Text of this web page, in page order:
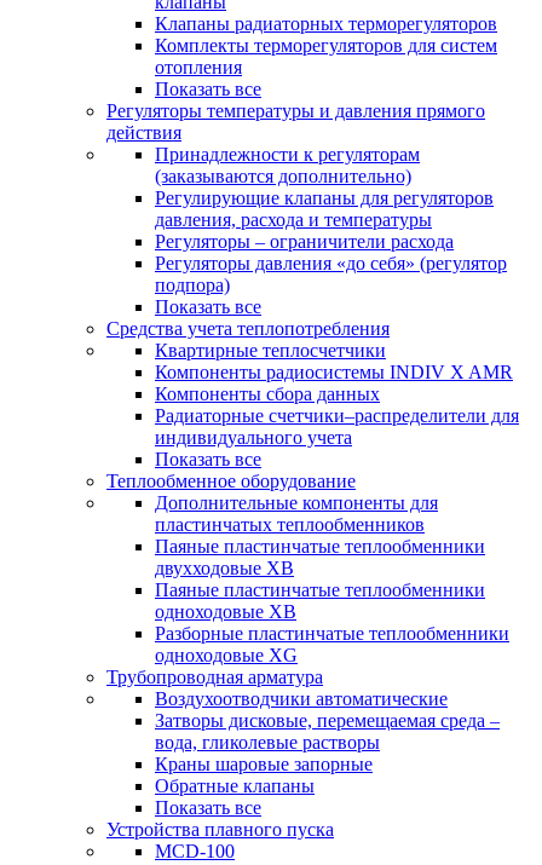
Клапаны радиаторных терморегуляторов
Комплекты терморегуляторов для систем
отопления
Показать все
Регуляторы температуры и давления прямого
действия
Принадлежности к регуляторам
(заказываются дополнительно)
Регулирующие клапаны для регуляторов
давления, расхода и температуры
Регуляторы – ограничители расхода
Регуляторы давления «до себя» (регулятор
подпора)
Показать все
Средства учета теплопотребления
Квартирные теплосчетчики
Компоненты радиосистемы INDIV X AMR
Компоненты сбора данных
Радиаторные счетчики–распределители для
индивидуального учета
Показать все
Теплообменное оборудование
Дополнительные компоненты для
пластинчатых теплообменников
Паяные пластинчатые теплообменники
двухходовые XB
Паяные пластинчатые теплообменники
одноходовые ХВ
Разборные пластинчатые теплообменники
одноходовые ХG
Трубопроводная арматура
Воздухоотводчики автоматические
Затворы дисковые, перемещаемая среда –
вода, гликолевые растворы
Краны шаровые запорные
Обратные клапаны
Показать все
Устройства плавного пуска
MCD-100